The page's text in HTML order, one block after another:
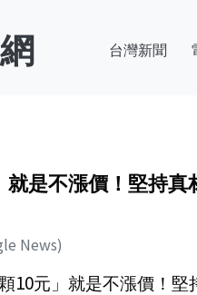
台灣新聞
是不漲價！堅持
News)
10元」就是不漲價！